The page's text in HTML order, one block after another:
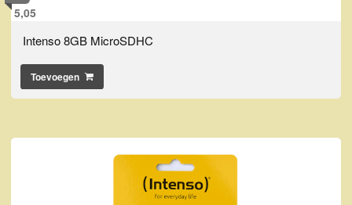
5,05
Intenso 8GB MicroSDHC
Toevoegen